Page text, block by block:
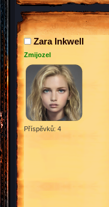
Zara Inkwell
Zmijozel
Příspěvků: 4